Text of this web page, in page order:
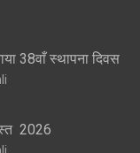
38वाँ स्थापना दिवस
2026